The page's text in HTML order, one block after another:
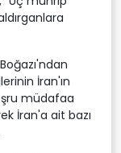
İran'ın
müdafaa
İran'a ait bazı